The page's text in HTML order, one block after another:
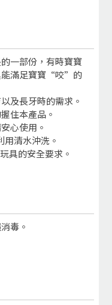
一部份，有時寶寶
能滿足寶寶“咬”的
及長牙時的需求。
住本產品。
心使用。
清水沖洗。
具的安全要求。
毒。